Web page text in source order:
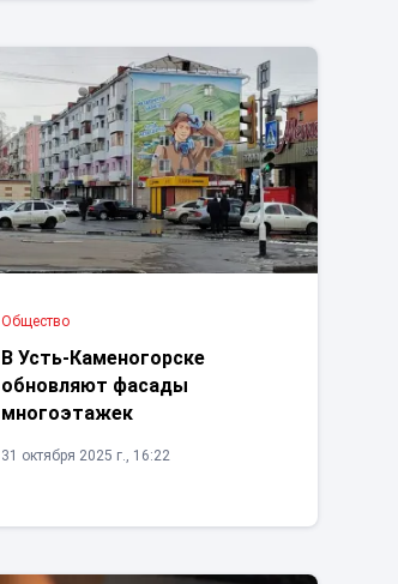
Общество
В Усть-Каменогорске
обновляют фасады
многоэтажек
31 октября 2025 г., 16:22